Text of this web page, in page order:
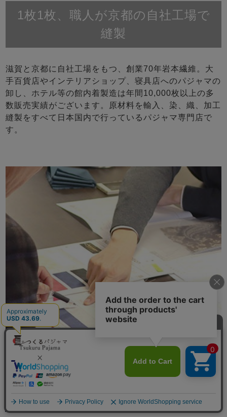
メニュー
1枚1枚、職人が京都の自社工場で
縫製
滋賀と京都に自社工場をもつ、創業70年岩本繊維。大
手百貨店やインテリアショップ、寝具店へのパジャマの
卸し、ホテル等の館内着製造は年間10,000枚以上の多
数販売実績がございます。原材料を輸入、染、織、加工
縫製をすべて日本国内で行っているパジャマ専門店で
す。
素材の企画、商品開発、製造、出荷まで